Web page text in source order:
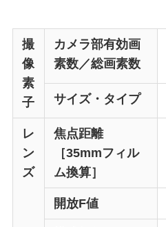
撮
像
素
子
カメラ部有効画
素数／総画素数
サイズ・タイプ
レ
ン
ズ
焦点距離
［35mmフィル
ム換算］
開放F値